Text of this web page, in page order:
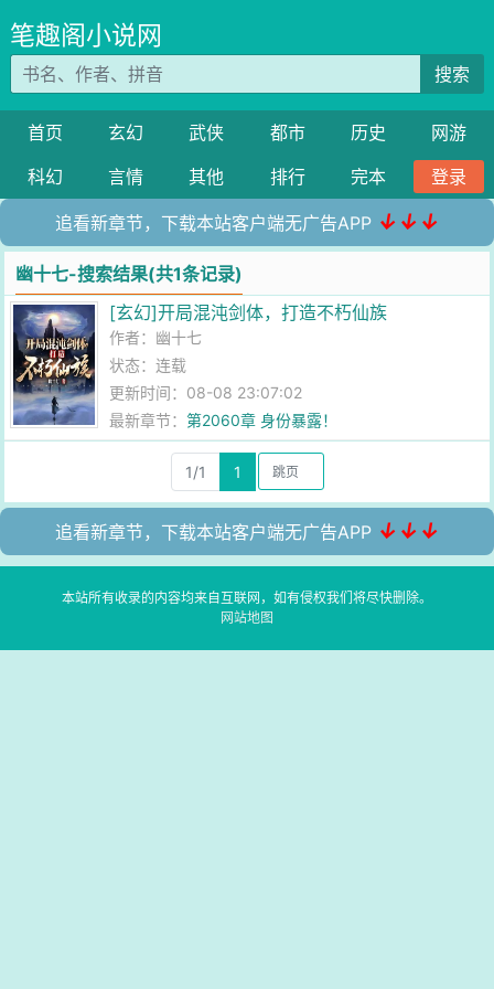
笔趣阁小说网
搜索
首页 玄幻 武侠 都市 历史
网游
科幻
言情 其他 排行 完本 登录
追看新章节，下载本站客户端无广告APP ↓↓↓
幽十七-搜索结果(共1条记录)
[玄幻]开局混沌剑体，打造不朽仙族
作者： 幽十七
状态：连载
更新时间：08-08 23:07:02
最新章节：第2060章 身份暴露！
1/1 1
追看新章节，下载本站客户端无广告APP ↓↓↓
本站所有收录的内容均来自互联网，如有侵权我们将尽快删除。
网站地图